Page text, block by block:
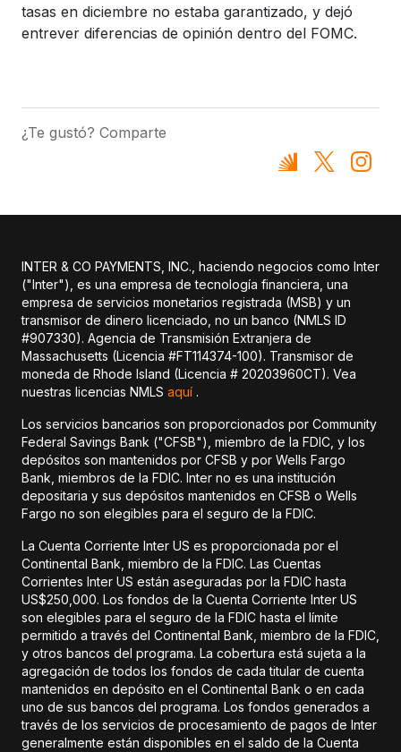
tasas en diciembre no estaba garantizado, y dejó
entrever diferencias de opinión dentro del FOMC.
¿Te gustó? Comparte
INTER & CO PAYMENTS, INC., haciendo negocios como Inter
("Inter"), es una empresa de tecnología financiera, una
empresa de servicios monetarios registrada (MSB) y un
transmisor de dinero licenciado, no un banco (NMLS ID
#907330). Agencia de Transmisión Extranjera de
Massachusetts (Licencia #FT114374-100). Transmisor de
moneda de Rhode Island (Licencia # 20203960CT). Vea
nuestras licencias NMLS aquí .
Los servicios bancarios son proporcionados por Community
Federal Savings Bank ("CFSB"), miembro de la FDIC, y los
depósitos son mantenidos por CFSB y por Wells Fargo
Bank, miembros de la FDIC. Inter no es una institución
depositaria y sus depósitos mantenidos en CFSB o Wells
Fargo no son elegibles para el seguro de la FDIC.
La Cuenta Corriente Inter US es proporcionada por el
Continental Bank, miembro de la FDIC. Las Cuentas
Corrientes Inter US están aseguradas por la FDIC hasta
US$250,000. Los fondos de la Cuenta Corriente Inter US
son elegibles para el seguro de la FDIC hasta el límite
permitido a través del Continental Bank, miembro de la FDIC,
y otros bancos del programa. La cobertura está sujeta a la
agregación de todos los fondos de cada titular de cuenta
mantenidos en depósito en el Continental Bank o en cada
uno de sus bancos del programa. Los fondos generados a
través de los servicios de procesamiento de pagos de Inter
generalmente están disponibles en el saldo de la Cuenta